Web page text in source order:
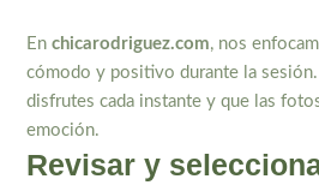
Enchicarodriguez.com, nos
cómodo y positivo durante la
disfrutes cada instante y que las
emoción.
Revisar y